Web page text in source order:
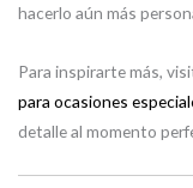
hacerlo aún más
Para inspirarte más,
para ocasiones
detalle al momento